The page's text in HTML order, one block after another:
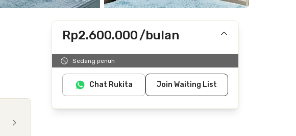
Rp2.600.000/bulan
Termasuk IPL
Sedang penuh
Chat Rukita Join Waiting List